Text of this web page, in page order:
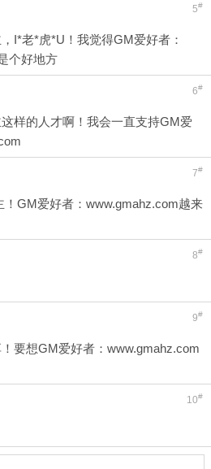
5#
I*老*虎*U！我觉得GM爱好者：
个好地方
6#
样的人才啊！我会一直支持GM爱
7#
！GM爱好者：www.gmahz.com越来
8#
9#
要想GM爱好者：www.gmahz.com
10#